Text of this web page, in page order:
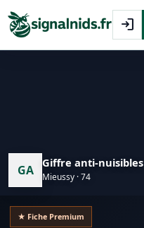
login
GA
Giffre anti-nuisibles
Mieussy · 74
★ Fiche Premium